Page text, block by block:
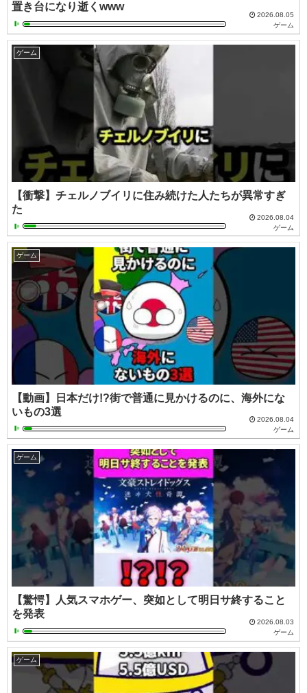
置き台になり逝くwww
2026.08.05
ゲーム
ゲーム
【衝撃】チェルノブイリに住み続けた人たちが異常すぎ
た
2026.08.04
ゲーム
ゲーム
【動画】日本だけ!?街で普通に見かけるのに、海外にな
いもの3選
2026.08.04
ゲーム
ゲーム
【驚愕】人気スマホゲー、突如として明日サ終すること
を発表
2026.08.03
ゲーム
ゲーム